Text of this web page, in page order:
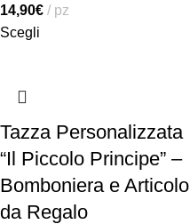
14,90€
pz
Scegli
Tazza Personalizzata
“Il Piccolo Principe” –
Bomboniera e Articolo
da Regalo